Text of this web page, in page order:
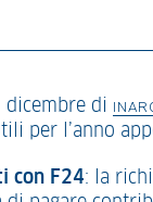
dicembre di
per l’anno
con F24: la